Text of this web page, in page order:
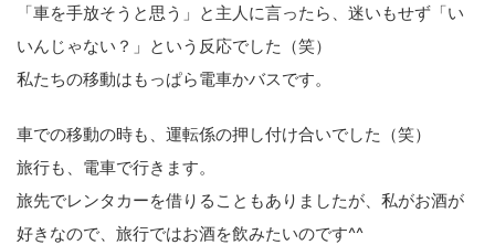
「車を手放そうと思う」と主人に言ったら、迷いもせず「い
いんじゃない？」という反応でした（笑）
私たちの移動はもっぱら電車かバスです。
車での移動の時も、運転係の押し付け合いでした（笑）
旅行も、電車で行きます。
旅先でレンタカーを借りることもありましたが、私がお酒が
好きなので、旅行ではお酒を飲みたいのです^^